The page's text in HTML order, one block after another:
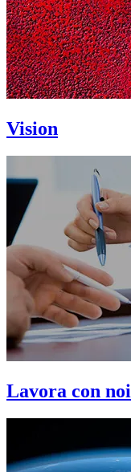
Vision
Lavora con noi